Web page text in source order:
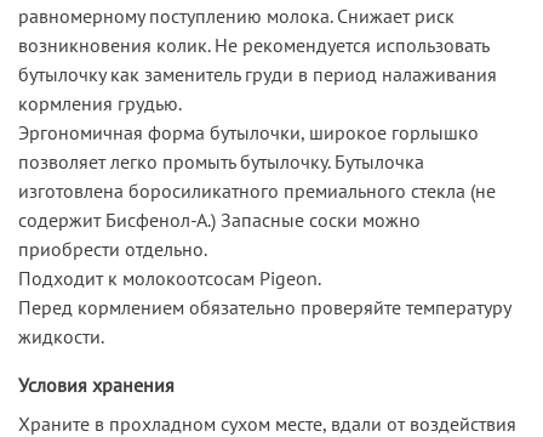
равномерному поступлению молока. Снижает риск
возникновения колик. Не рекомендуется использовать
бутылочку как заменитель груди в период налаживания
кормления грудью.
Эргономичная форма бутылочки, широкое горлышко
позволяет легко промыть бутылочку. Бутылочка
изготовлена боросиликатного премиального стекла (не
содержит Бисфенол-А.) Запасные соски можно
приобрести отдельно.
Подходит к молокоотсосам Pigeon.
Перед кормлением обязательно проверяйте температуру
жидкости.
Условия хранения
Храните в прохладном сухом месте, вдали от воздействия